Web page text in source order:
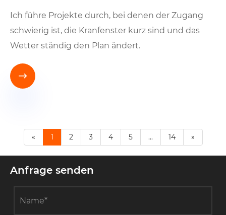
Ich führe Projekte durch, bei denen der Zugang
schwierig ist, die Kranfenster kurz sind und das
Wetter ständig den Plan ändert.

« 1 2 3 4 5 ... 14 »
Anfrage senden